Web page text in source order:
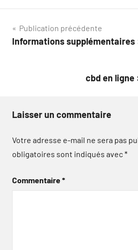
Navigation
de
Publication précédente
Informations
cbd en ligne
Laisser un commentaire
Votre adresse e-mail ne sera pas
obligatoires sont indiqués avec*
Commentaire*